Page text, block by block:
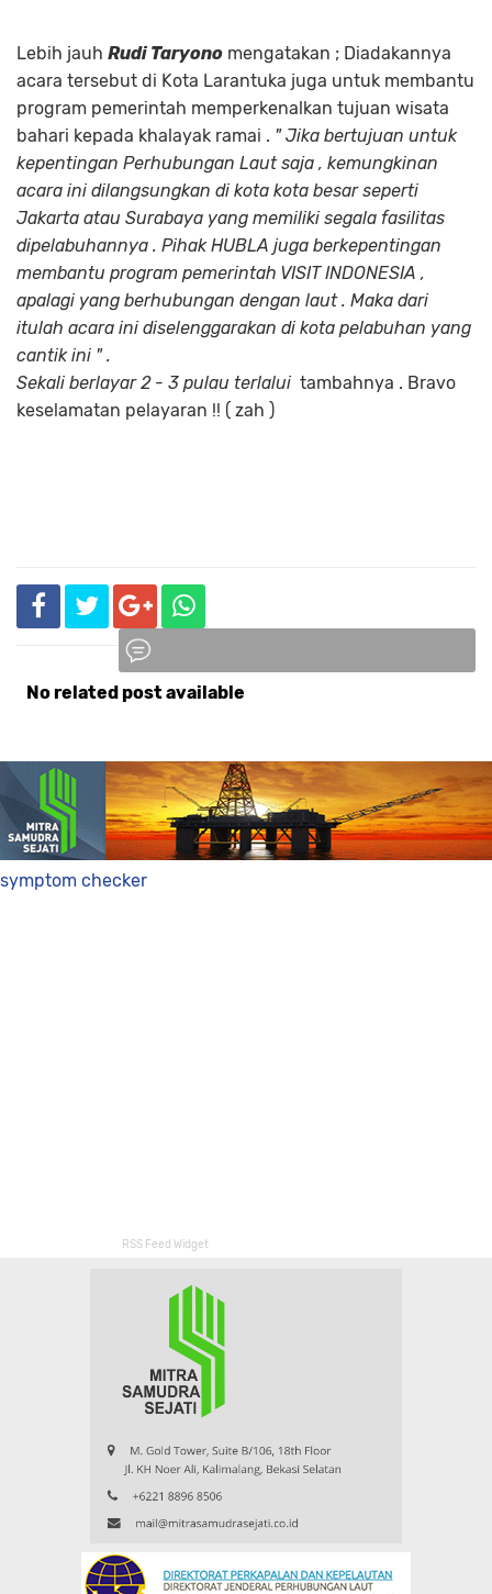
Lebih jauh Rudi Taryono mengatakan ; Diadakannya
acara tersebut di Kota Larantuka juga untuk membantu
program pemerintah memperkenalkan tujuan wisata
bahari kepada khalayak ramai . " Jika bertujuan untuk
kepentingan Perhubungan Laut saja , kemungkinan
acara ini dilangsungkan di kota kota besar seperti
Jakarta atau Surabaya yang memiliki segala fasilitas
dipelabuhannya . Pihak HUBLA juga berkepentingan
membantu program pemerintah VISIT INDONESIA ,
apalagi yang berhubungan dengan laut . Maka dari
itulah acara ini diselenggarakan di kota pelabuhan yang
cantik ini " .
Sekali berlayar 2 - 3 pulau terlalui tambahnya . Bravo
keselamatan pelayaran !! ( zah )
No related post available
symptom checker
RSS Feed Widget